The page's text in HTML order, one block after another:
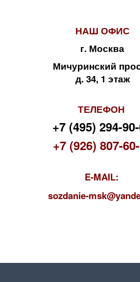
НАШ ОФИС
г. Москва
Мичуринский
д. 34, 1 этаж
ТЕЛЕФОН
+7 (495) 294-
+7 (926) 807-
E-MAIL:
sozdanie-